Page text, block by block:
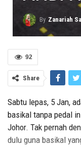
By Zanariah
92
Share
Sabtu lepas, 5 Jan,
basikal tanpa pedal
Johor. Tak pernah
dulu guna basikal